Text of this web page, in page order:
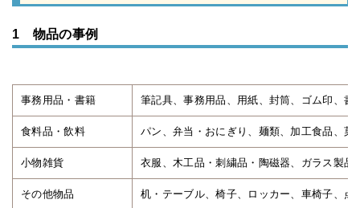
1 物品の事例
事務用品・書籍 筆記具、事務用品、用紙、封筒、ゴム印、書
食料品・飲料 パン、弁当・おにぎり、麺類、加工食品、菓
小物雑貨 衣服、木工品・刺繍品・陶磁器、ガラス製品
その他物品 机・テーブル、椅子、ロッカー、車椅子、点